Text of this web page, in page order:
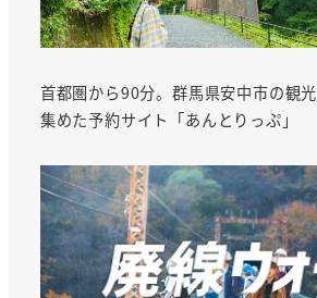
首都圏から90分。群馬県安中市の観
集めた予約サイト「あんとりっぷ」